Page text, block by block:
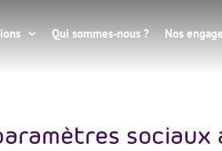
Qui sommes-nous ? Nos